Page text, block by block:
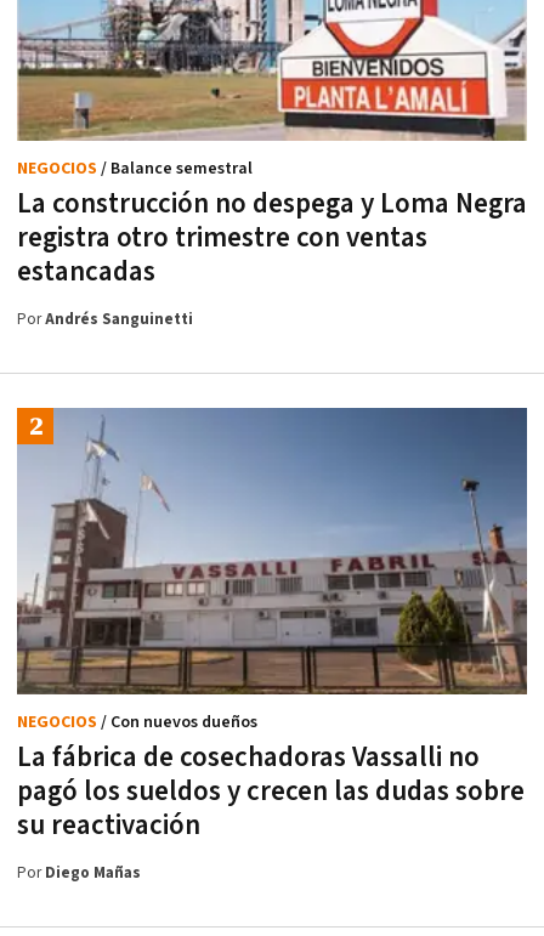
La construcción no despega y Loma Negra
registra otro trimestre con ventas
estancadas
NEGOCIOS / Balance semestral
PorAndrés Sanguinetti
La fábrica de cosechadoras Vassalli no
pagó los sueldos y crecen las dudas sobre
su reactivación
NEGOCIOS / Con nuevos dueños
PorDiego Mañas